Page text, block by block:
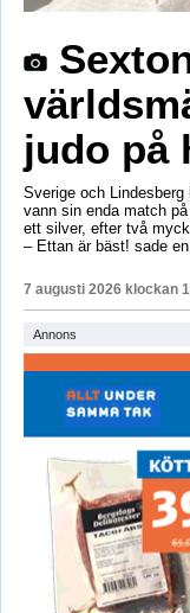
judo på
Sverige och
vann sin enda match
ett silver, efter två
– Ettan är bäst! sade
7 augusti 2026 klockan
Annons